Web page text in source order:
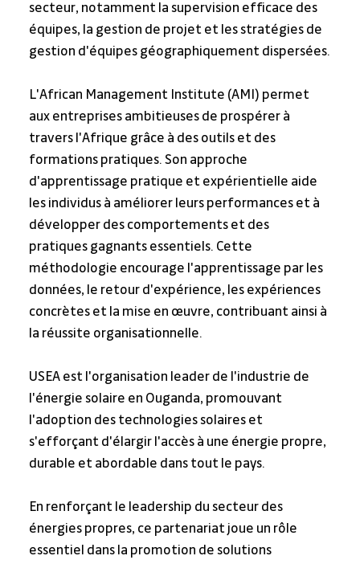
secteur, notamment la supervision efficace des
équipes, la gestion de projet et les stratégies de
gestion d'équipes géographiquement dispersées.
L'African Management Institute (AMI) permet
aux entreprises ambitieuses de prospérer à
travers l'Afrique grâce à des outils et des
formations pratiques. Son approche
d'apprentissage pratique et expérientielle aide
les individus à améliorer leurs performances et à
développer des comportements et des
pratiques gagnants essentiels. Cette
méthodologie encourage l'apprentissage par les
données, le retour d'expérience, les expériences
concrètes et la mise en œuvre, contribuant ainsi à
la réussite organisationnelle.
USEA est l'organisation leader de l'industrie de
l'énergie solaire en Ouganda, promouvant
l'adoption des technologies solaires et
s'efforçant d'élargir l'accès à une énergie propre,
durable et abordable dans tout le pays.
En renforçant le leadership du secteur des
énergies propres, ce partenariat joue un rôle
essentiel dans la promotion de solutions